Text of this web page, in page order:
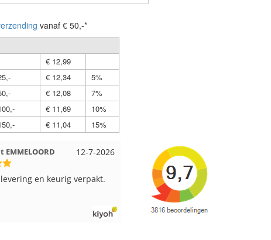
vanaf € 50,-*
€ 12,99
€ 12,34
5%
€ 12,08
7%
€ 11,69
10%
€ 11,04 15%
12-7-2026
EMMELOORD
en keurig verpakt.
Nell uit Beuningen
Goed verpakt en snelgeleverd